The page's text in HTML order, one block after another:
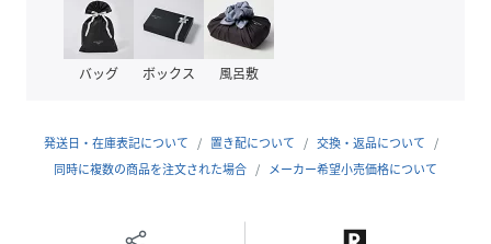
※商品の色味は、撮影場所や光のあたり具合、お客様のお使
いの機器により色味が違って見える場合がございます。予め
ご了承ください。
おける販売価格です。
バッグ ボックス 風呂敷
発送日・在庫表記について 置き配について
交換・返品について
同時に複数の商品を注文された場合
メーカー希望小売価格について